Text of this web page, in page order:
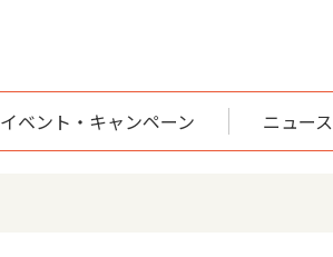
イベント・キャンペーン ニュース